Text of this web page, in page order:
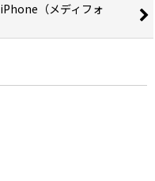
（メディフォ